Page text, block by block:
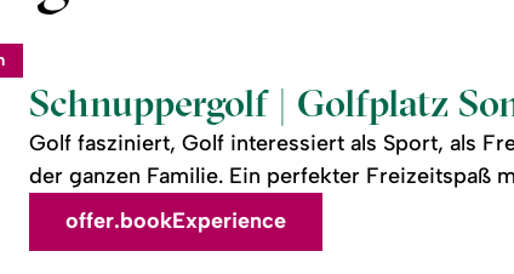
Schnuppergolf | Golfplatz
Golf fasziniert, Golf interessiert als Sport, als
der ganzen Familie. Ein perfekter Freizeitspaß
offer.bookExperience